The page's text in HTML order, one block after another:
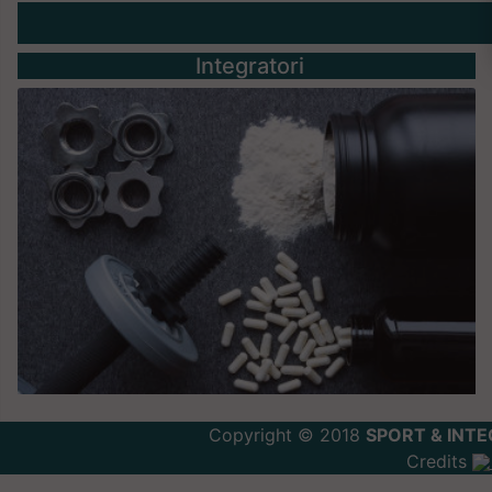
Integratori
Copyright © 2018 SPORT &
Credits